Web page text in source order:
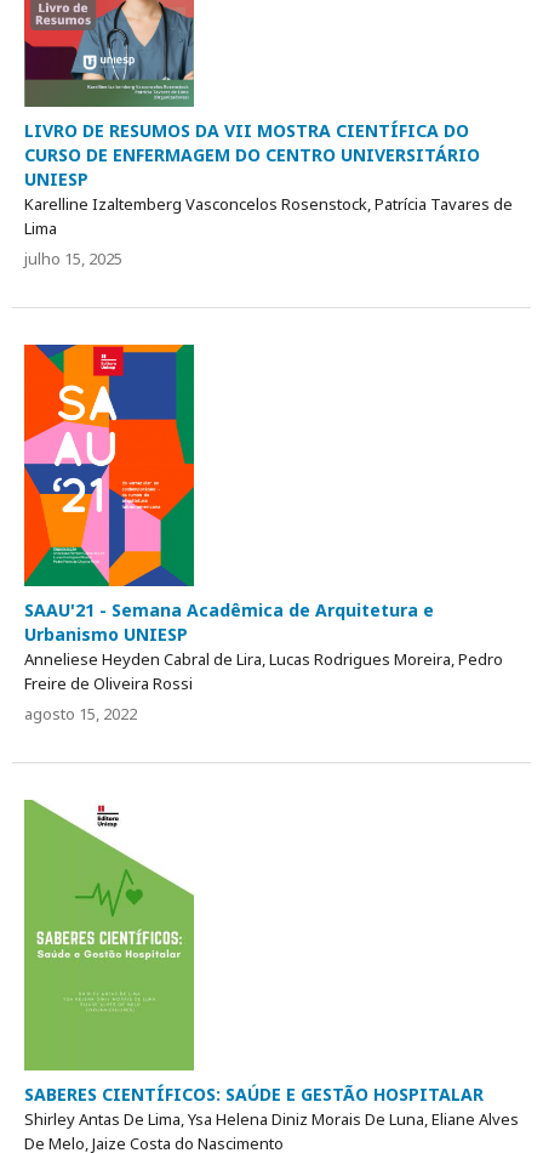
LIVRO DE RESUMOS DA VII MOSTRA CIENTÍFICA DO
CURSO DE ENFERMAGEM DO CENTRO UNIVERSITÁRIO
UNIESP
Karelline Izaltemberg Vasconcelos Rosenstock, Patrícia Tavares de
Lima
julho 15, 2025
SAAU'21 - Semana Acadêmica de Arquitetura e
Urbanismo UNIESP
Anneliese Heyden Cabral de Lira, Lucas Rodrigues Moreira, Pedro
Freire de Oliveira Rossi
agosto 15, 2022
SABERES CIENTÍFICOS: SAÚDE E GESTÃO HOSPITALAR
Shirley Antas De Lima, Ysa Helena Diniz Morais De Luna, Eliane Alves
De Melo, Jaize Costa do Nascimento